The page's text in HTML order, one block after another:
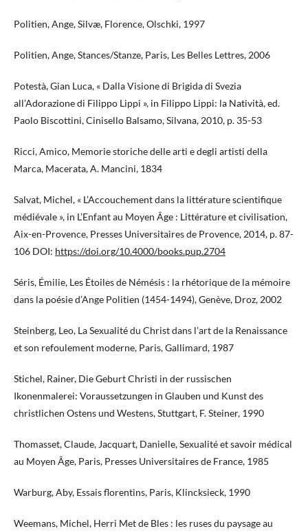
Politien, Ange, Silvæ, Florence, Olschki, 1997
Politien, Ange, Stances/Stanze, Paris, Les Belles Lettres, 2006
Potestà, Gian Luca, « Dalla Visione di Brigida di Svezia
all’Adorazione di Filippo Lippi », in Filippo Lippi: la Natività, ed.
Paolo Biscottini, Cinisello Balsamo, Silvana, 2010, p. 35-53
Ricci, Amico, Memorie storiche delle arti e degli artisti della
Marca, Macerata, A. Mancini, 1834
Salvat, Michel, « L’Accouchement dans la littérature scientifique
médiévale », in L’Enfant au Moyen Âge : Littérature et civilisation,
Aix-en-Provence, Presses Universitaires de Provence, 2014, p. 87-
106 DOI: https://doi.org/10.4000/books.pup.2704
Séris, Émilie, Les Étoiles de Némésis : la rhétorique de la mémoire
dans la poésie d’Ange Politien (1454-1494), Genève, Droz, 2002
Steinberg, Leo, La Sexualité du Christ dans l’art de la Renaissance
et son refoulement moderne, Paris, Gallimard, 1987
Stichel, Rainer, Die Geburt Christi in der russischen
Ikonenmalerei: Voraussetzungen in Glauben und Kunst des
christlichen Ostens und Westens, Stuttgart, F. Steiner, 1990
Thomasset, Claude, Jacquart, Danielle, Sexualité et savoir médical
au Moyen Âge, Paris, Presses Universitaires de France, 1985
Warburg, Aby, Essais florentins, Paris, Klincksieck, 1990
Weemans, Michel, Herri Met de Bles : les ruses du paysage au